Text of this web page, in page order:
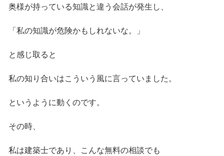
奥様が持っている知識と違う会話が発生し、
「私の知識が危険かもしれないな。」
と感じ取ると
私の知り合いはこういう風に言っていました。
というように動くのです。
その時、
私は建築士であり、こんな無料の相談でも